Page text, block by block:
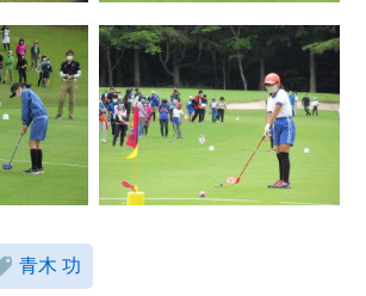
青木 功